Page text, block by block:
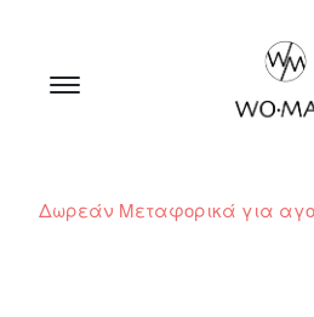
Δωρεάν Μεταφορικά για